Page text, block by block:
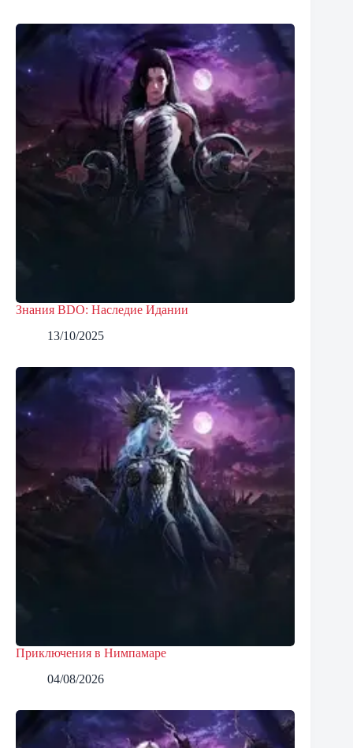
Знания BDO: Наследие Идании
13/10/2025
Приключения в Нимпамаре
04/08/2026